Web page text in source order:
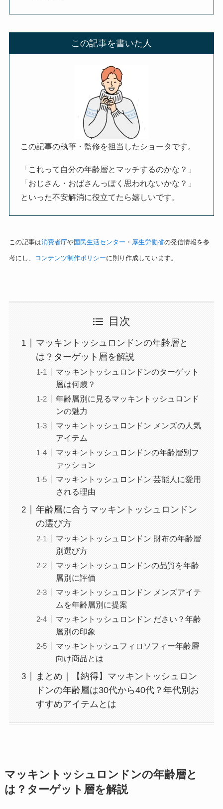
この記事を書いた人
この記事の執筆・監修を担当したショータです。
「これって自分の年齢層とマッチするのかな？」
「おじさん・おばさんっぽく思われないかな？」
といった不安解消に役立てたら嬉しいです。
この記事は消費者庁や国民生活センター ・ 厚生労働省の発信情報を参
考にし、 コンテンツ制作ポリシーに則り作成しています。
目次
マッキントッシュロンドンの年齢層と
は？ターゲット層を解説
マッキントッシュロンドンのターゲット
層は何歳？
年齢層別に見るマッキントッシュロンド
ンの魅力
マッキントッシュロンドン メンズの人気
アイテム
マッキントッシュロンドンの年齢層別フ
ァッション
マッキントッシュロンドン 芸能人に愛用
される理由
年齢層に合うマッキントッシュロンドン
の選び方
マッキントッシュロンドン 財布の年齢層
別選び方
マッキントッシュロンドンの品質を年齢
層別に評価
マッキントッシュロンドン メンズアイテ
ムを年齢層別に提案
マッキントッシュロンドン ださい？年齢
層別の印象
マッキントッシュフィロソフィー年齢層
向け商品とは
まとめ｜【納得】マッキントッシュロン
ドンの年齢層は30代から40代？年代別お
すすめアイテムとは
マッキントッシュロンドンの年齢層と
は？ターゲット層を解説